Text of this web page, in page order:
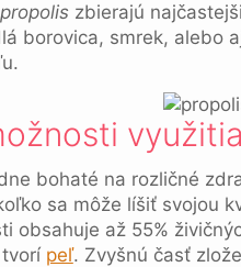
propoliszbierajú
borovica, smrek, alebo
bohaté na rozličné
sa môže líšiť svojou
obsahuje až 55%
peľ. Zvyšnú časť